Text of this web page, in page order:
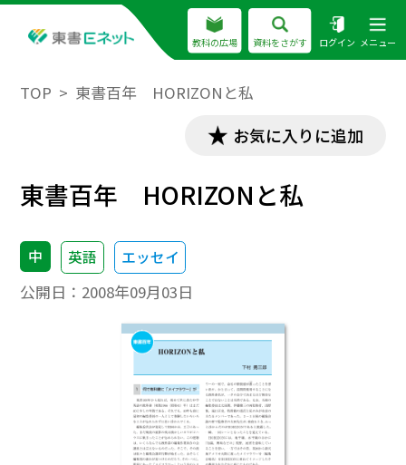
教科の広場 資料をさがす ログイン メニュー
TOP 東書百年 HORIZONと私
お気に入りに追加
東書百年 HORIZONと私
中 英語 エッセイ
公開日： 2008年09月03日